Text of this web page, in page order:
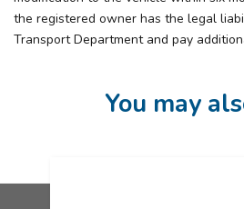
the registered owner has the legal
Transport Department and pay
You may